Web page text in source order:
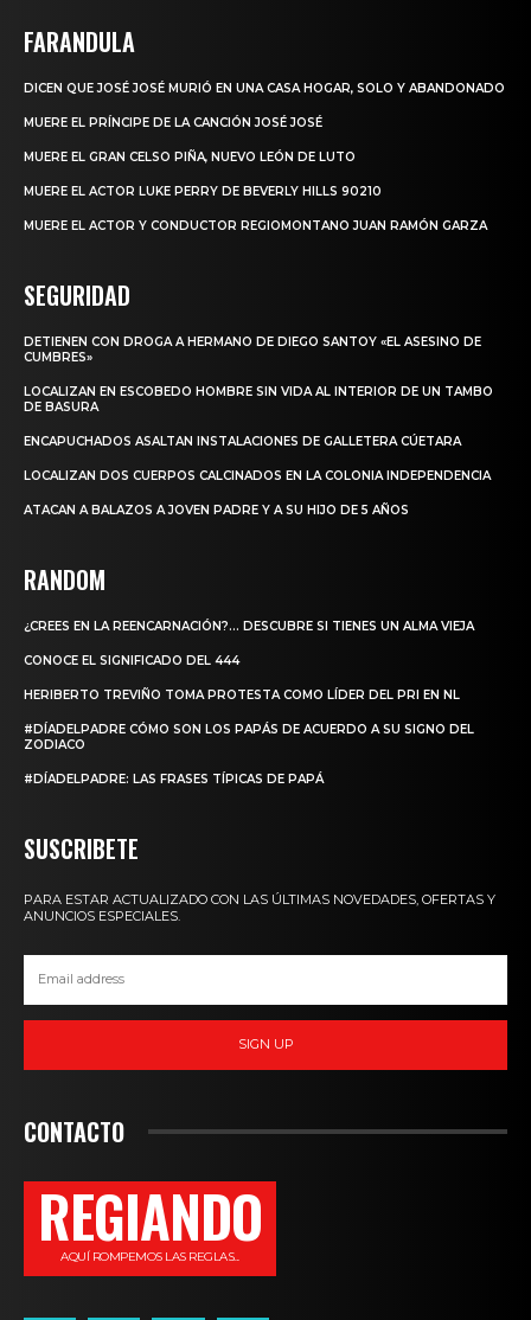
FARANDULA
DICEN QUE JOSÉ JOSÉ MURIÓ EN UNA CASA HOGAR, SOLO Y ABANDONADO
MUERE EL PRÍNCIPE DE LA CANCIÓN JOSÉ JOSÉ
MUERE EL GRAN CELSO PIÑA, NUEVO LEÓN DE LUTO
MUERE EL ACTOR LUKE PERRY DE BEVERLY HILLS 90210
MUERE EL ACTOR Y CONDUCTOR REGIOMONTANO JUAN RAMÓN GARZA
SEGURIDAD
DETIENEN CON DROGA A HERMANO DE DIEGO SANTOY «EL ASESINO DE
CUMBRES»
LOCALIZAN EN ESCOBEDO HOMBRE SIN VIDA AL INTERIOR DE UN TAMBO
DE BASURA
ENCAPUCHADOS ASALTAN INSTALACIONES DE GALLETERA CÚETARA
LOCALIZAN DOS CUERPOS CALCINADOS EN LA COLONIA INDEPENDENCIA
ATACAN A BALAZOS A JOVEN PADRE Y A SU HIJO DE 5 AÑOS
RANDOM
¿CREES EN LA REENCARNACIÓN?… DESCUBRE SI TIENES UN ALMA VIEJA
CONOCE EL SIGNIFICADO DEL 444
HERIBERTO TREVIÑO TOMA PROTESTA COMO LÍDER DEL PRI EN NL
#DÍADELPADRE CÓMO SON LOS PAPÁS DE ACUERDO A SU SIGNO DEL
ZODIACO
#DÍADELPADRE: LAS FRASES TÍPICAS DE PAPÁ
SUSCRIBETE
PARA ESTAR ACTUALIZADO CON LAS ÚLTIMAS NOVEDADES, OFERTAS Y
ANUNCIOS ESPECIALES.
SIGN UP
CONTACTO
REGIANDO
AQUÍ ROMPEMOS LAS REGLAS...